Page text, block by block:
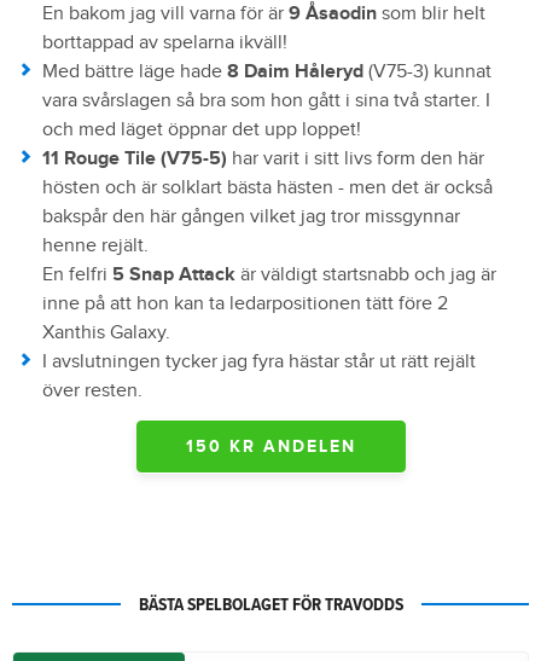
En bakom jag vill varna för är 9 Åsaodin som blir helt
borttappad av spelarna ikväll!
Med bättre läge hade 8 Daim Håleryd (V75-3) kunnat
vara svårslagen så bra som hon gått i sina två starter. I
och med läget öppnar det upp loppet!
11 Rouge Tile (V75-5) har varit i sitt livs form den här
hösten och är solklart bästa hästen - men det är också
bakspår den här gången vilket jag tror missgynnar
henne rejält.
En felfri 5 Snap Attack är väldigt startsnabb och jag är
inne på att hon kan ta ledarpositionen tätt före 2
Xanthis Galaxy.
I avslutningen tycker jag fyra hästar står ut rätt rejält
över resten.
150 KR ANDELEN
BÄSTA SPELBOLAGET FÖR TRAVODDS